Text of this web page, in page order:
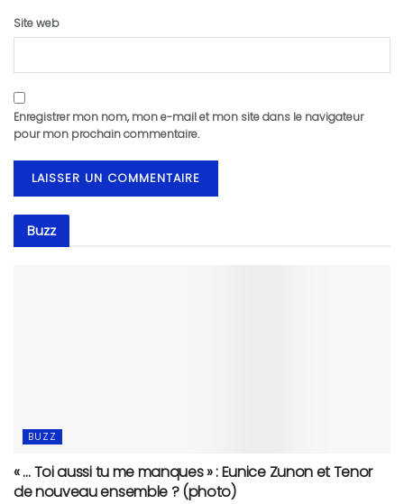
Site web
Enregistrer mon nom, mon e-mail et mon site dans le navigateur
pour mon prochain commentaire.
Buzz
BUZZ
« … Toi aussi tu me manques » : Eunice Zunon et Tenor
de nouveau ensemble ? (photo)